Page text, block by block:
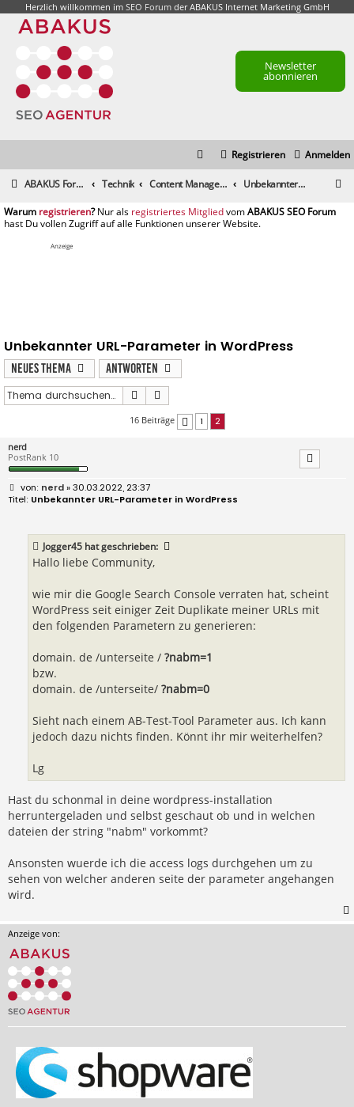
Herzlich willkommen im SEO Forumder ABAKUS Internet Marketing GmbH
Newsletter
abonnieren
Anmelden
Registrieren
ABAKUS Foren-Übersicht Technik Content Management Systeme, Blog- & Shopsysteme Unbekannter URL-Parameter in WordPress
registrieren registriertes Mitglied
Anzeige
Unbekannter URL-Parameter in WordPress
Neues Thema
Antworten
Suche
16 Beiträge Vorherige
1 2
nerd
PostRank 10
B
e
i
nerd» 30.03.2022, 23:37
Unbekannter URL-Parameter in WordPress
Jogger45 hat geschrieben:
Hallo liebe Community,
wie mir die Google Search Console verraten hat, scheint
WordPress seit einiger Zeit Duplikate meiner URLs mit
den folgenden Parametern zu generieren:
domain. de /unterseite / ?nabm=1
bzw.
domain. de /unterseite/ ?nabm=0
Sieht nach einem AB-Test-Tool Parameter aus. Ich kann
jedoch dazu nichts finden. Könnt ihr mir weiterhelfen?
Lg
Hast du schonmal in deine wordpress-installation
herruntergeladen und selbst geschaut ob und in welchen
dateien der string "nabm" vorkommt?
Ansonsten wuerde ich die access logs durchgehen um zu
sehen von welcher anderen seite der parameter angehangen
wird.
Anzeige von: